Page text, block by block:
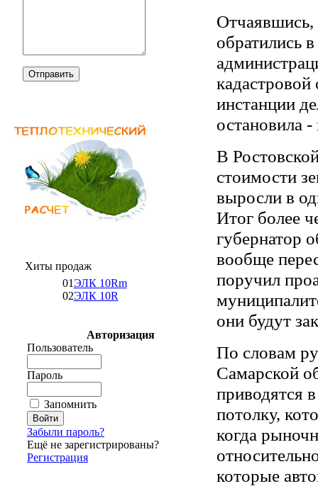
Отправить
Хиты продаж
01ЭЛК 10Rm
02ЭЛК 10R
Авторизация
Пользователь
Пароль
Запомнить
Забыли пароль?
Ещё не зарегистрированы?
Регистрация
Отчаявшись,
обратились
инстанции
остановила
В
стоимости
выросли в
Итог более
губернатор
вообще
поручил
они будут
По словам
Самарской
приводятся
потолку,
когда
которые